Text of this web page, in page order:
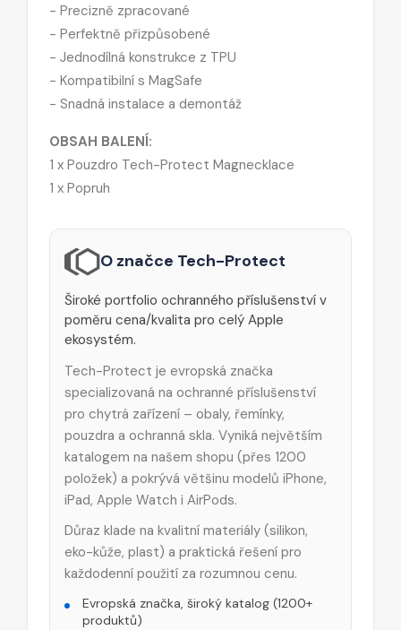
- Precizně zpracované
- Perfektně přizpůsobené
- Jednodílná konstrukce z TPU
- Kompatibilní s MagSafe
- Snadná instalace a demontáž
OBSAH BALENÍ:
1 x Pouzdro Tech-Protect Magnecklace
1 x Popruh
O značce Tech-Protect
Široké portfolio ochranného příslušenství v
poměru cena/kvalita pro celý Apple
ekosystém.
Tech-Protect je evropská značka
specializovaná na ochranné příslušenství
pro chytrá zařízení – obaly, řemínky,
pouzdra a ochranná skla. Vyniká největším
katalogem na našem shopu (přes 1200
položek) a pokrývá většinu modelů iPhone,
iPad, Apple Watch i AirPods.
Důraz klade na kvalitní materiály (silikon,
eko-kůže, plast) a praktická řešení pro
každodenní použití za rozumnou cenu.
Evropská značka, široký katalog (1200+
produktů)